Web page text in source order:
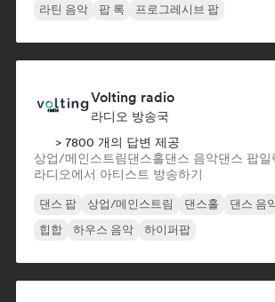
라틴 음악
팝 록 프로그레시브 팝
Volting radio
라디오 방송국
> 7800 개의 답변 제공
상업/메인스트림댄스홀댄스 음악댄스 팝일
라디오에서 아티스트 방송하기
댄스 팝 상업/메인스트림 댄스홀 댄스 음
힙합
하우스 음악 하이퍼팝